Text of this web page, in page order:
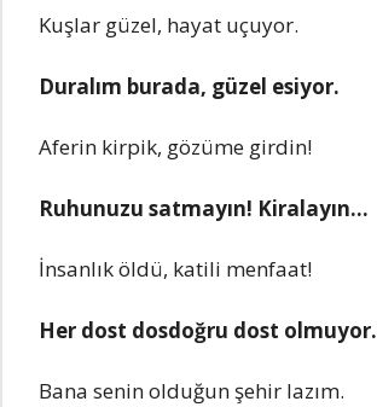
Kuşlar güzel, hayat uçuyor.
Duralım burada, güzel esiyor.
Aferin kirpik, gözüme girdin!
Ruhunuzu satmayın! Kiralayın…
İnsanlık öldü, katili menfaat!
Her dost dosdoğru dost olmuyor.
Bana senin olduğun şehir lazım.